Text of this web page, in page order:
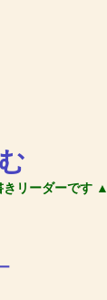
きリーダーです ▲